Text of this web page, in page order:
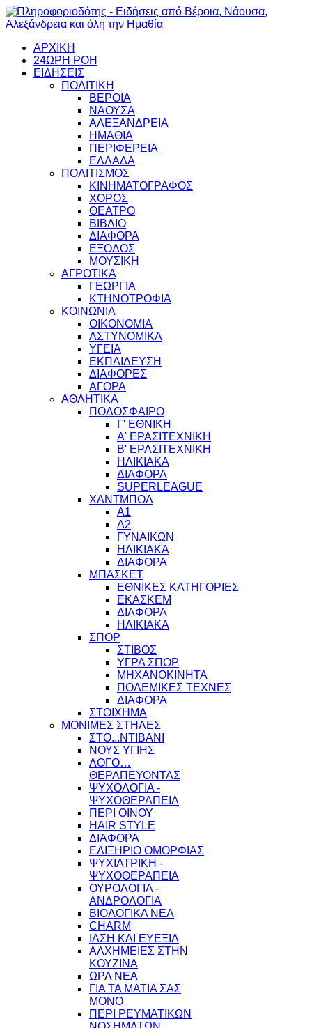
ΑΡΧΙΚΗ
24ΩΡΗ ΡΟΗ
ΕΙΔΗΣΕΙΣ
ΠΟΛΙΤΙΚΗ
ΒΕΡΟΙΑ
ΝΑΟΥΣΑ
ΑΛΕΞΑΝΔΡΕΙΑ
ΗΜΑΘΙΑ
ΠΕΡΙΦΕΡΕΙΑ
ΕΛΛΑΔΑ
ΠΟΛΙΤΙΣΜΟΣ
ΚΙΝΗΜΑΤΟΓΡΑΦΟΣ
ΧΟΡΟΣ
ΘΕΑΤΡΟ
ΒΙΒΛΙΟ
ΔΙΑΦΟΡΑ
ΕΞΟΔΟΣ
ΜΟΥΣΙΚΗ
ΑΓΡΟΤΙΚΑ
ΓΕΩΡΓΙΑ
ΚΤΗΝΟΤΡΟΦΙΑ
ΚΟΙΝΩΝΙΑ
ΟΙΚΟΝΟΜΙΑ
ΑΣΤΥΝΟΜΙΚΑ
ΥΓΕΙΑ
ΕΚΠΑΙΔΕΥΣΗ
ΔΙΑΦΟΡΕΣ
ΑΓΟΡΑ
ΑΘΛΗΤΙΚΑ
ΠΟΔΟΣΦΑΙΡΟ
Γ' ΕΘΝΙΚΗ
Α' ΕΡΑΣΙΤΕΧΝΙΚΗ
Β' ΕΡΑΣΙΤΕΧΝΙΚΗ
ΗΛΙΚΙΑΚΑ
ΔΙΑΦΟΡΑ
SUPERLEAGUE
ΧΑΝΤΜΠΟΛ
Α1
Α2
ΓΥΝΑΙΚΩΝ
ΗΛΙΚΙΑΚΑ
ΔΙΑΦΟΡΑ
ΜΠΑΣΚΕΤ
ΕΘΝΙΚΕΣ ΚΑΤΗΓΟΡΙΕΣ
ΕΚΑΣΚΕΜ
ΔΙΑΦΟΡΑ
ΗΛΙΚΙΑΚΑ
ΣΠΟΡ
ΣΤΙΒΟΣ
ΥΓΡΑ ΣΠΟΡ
ΜΗΧΑΝΟΚΙΝΗΤΑ
ΠΟΛΕΜΙΚΕΣ ΤΕΧΝΕΣ
ΔΙΑΦΟΡΑ
ΣΤΟΙΧΗΜΑ
ΜΟΝΙΜΕΣ ΣΤΗΛΕΣ
ΣΤΟ...ΝΤΙΒΑΝΙ
ΝΟΥΣ ΥΓΙΗΣ
ΛΟΓΟ…
ΘΕΡΑΠΕΥΟΝΤΑΣ
ΨΥΧΟΛΟΓΙΑ -
ΨΥΧΟΘΕΡΑΠΕΙΑ
ΠΕΡΙ ΟΙΝΟΥ
HAIR STYLE
ΔΙΑΦΟΡΑ
ΕΛΙΞΗΡΙΟ ΟΜΟΡΦΙΑΣ
ΨΥΧΙΑΤΡΙΚΗ -
ΨΥΧΟΘΕΡΑΠΕΙΑ
ΟΥΡΟΛΟΓΙΑ -
ΑΝΔΡΟΛΟΓΙΑ
ΒΙΟΛΟΓΙΚΑ ΝΕΑ
CHARM
ΙΑΣΗ ΚΑΙ ΕΥΕΞΙΑ
ΑΛΧΗΜΕΙΕΣ ΣΤΗΝ
ΚΟΥΖΙΝΑ
ΩΡΛ ΝEA
ΓΙΑ ΤΑ ΜΑΤΙΑ ΣΑΣ
ΜΟΝΟ
ΠΕΡΙ ΡΕΥΜΑΤΙΚΩΝ